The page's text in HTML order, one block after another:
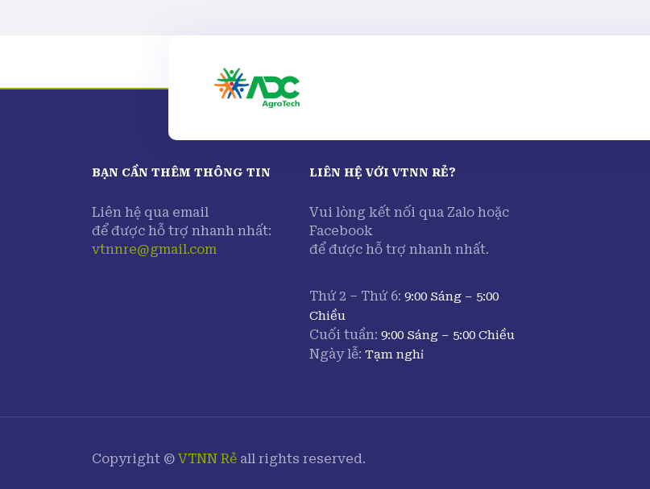
BẠN CẦN THÊM THÔNG TIN
Liên hệ qua email
để được hỗ trợ nhanh nhất:
vtnnre@gmail.com
LIÊN HỆ VỚI VTNN RẺ?
Vui lòng kết nối qua Zalo hoặc
Facebook
để được hỗ trợ nhanh nhất.
Thứ 2 – Thứ 6: 9:00 Sáng – 5:00
Chiều
Cuối tuần: 9:00 Sáng – 5:00 Chiều
Ngày lễ: Tạm nghỉ
Copyright © VTNN Rẻ all rights reserved.